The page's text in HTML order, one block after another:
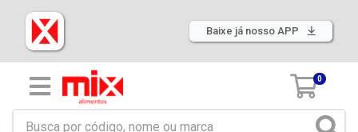
Baixe já nosso APP
0